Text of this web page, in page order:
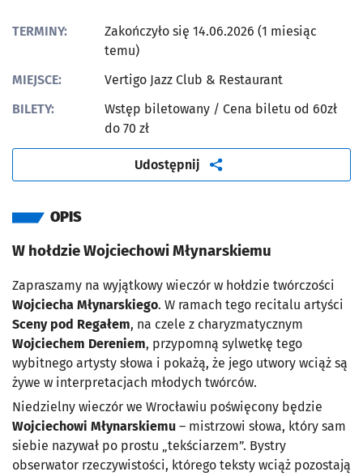
TERMINY:
Zakończyło się 14.06.2026 (1 miesiąc
temu)
MIEJSCE:
Vertigo Jazz Club & Restaurant
BILETY:
Wstęp biletowany / Cena biletu od 60zł
do 70 zł
Udostępnij artykuł
OPIS
W hołdzie Wojciechowi Młynarskiemu
Zapraszamy na wyjątkowy wieczór w hołdzie twórczości
Wojciecha Młynarskiego. W ramach tego recitalu artyści
Sceny pod Regałem, na czele z charyzmatycznym
Wojciechem Dereniem, przypomną sylwetkę tego
wybitnego artysty słowa i pokażą, że jego utwory wciąż są
żywe w interpretacjach młodych twórców.
Niedzielny wieczór we Wrocławiu poświęcony będzie
Wojciechowi Młynarskiemu – mistrzowi słowa, który sam
siebie nazywał po prostu „tekściarzem”. Bystry
obserwator rzeczywistości, którego teksty wciąż pozostają